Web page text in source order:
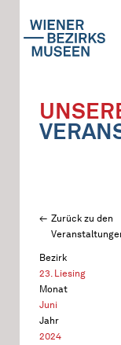
Zurück zu den
Bezirk
23. Liesing
Monat
Juni
Jahr
2024